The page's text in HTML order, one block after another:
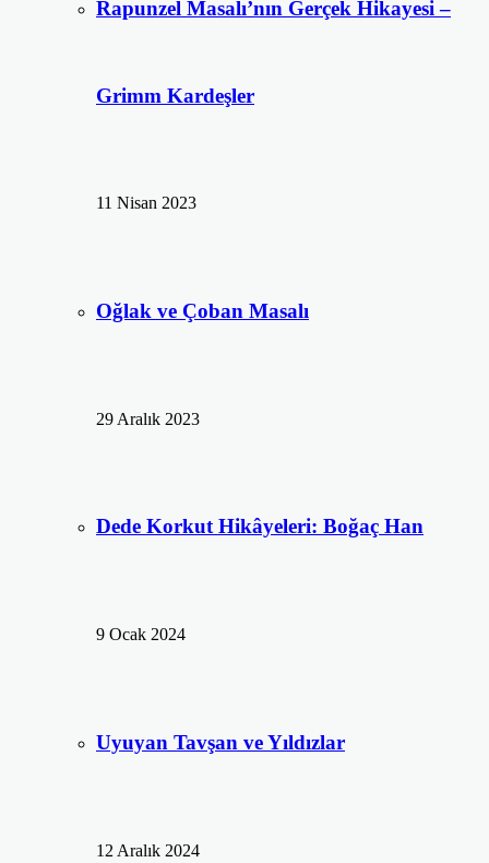
Rapunzel Masalı’nın Gerçek Hikayesi –
Grimm Kardeşler
11 Nisan 2023
Oğlak ve Çoban Masalı
29 Aralık 2023
Dede Korkut Hikâyeleri: Boğaç Han
9 Ocak 2024
Uyuyan Tavşan ve Yıldızlar
12 Aralık 2024